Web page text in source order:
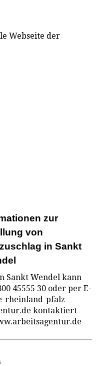
Webseite der
zur
von
in Sankt
Sankt Wendel kann
45555 30 oder per E-
rheinland-pfalz-
kontaktiert